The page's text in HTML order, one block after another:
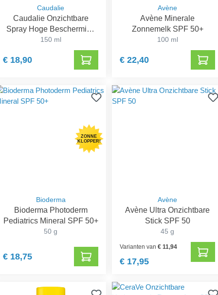
Caudalie
Caudalie Onzichtbare
Spray Hoge Bescherming
SPF 50
150 ml
€ 18,90
Avène
Avène Minerale
Zonnemelk SPF 50+
100 ml
€ 22,40
ZONNE
KLOPPER!
Bioderma
Bioderma Photoderm
Pediatrics Mineral SPF 50+
50 g
€ 18,75
Avène
Avène Ultra Onzichtbare
Stick SPF 50
45 g
Varianten van€ 11,94
€ 17,95